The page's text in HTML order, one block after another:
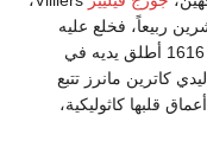
ربيعاً، فخلع عليه
لقب ارل، ثم مركيز ثم دوق بكنجهام، ثم بعد 1616 أطلق يديه في
كاترين مانرز تتبع
قلبها كاثوليكية،